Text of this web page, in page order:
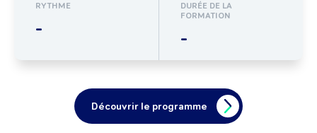
RYTHME
-
DURÉE DE LA
FORMATION
-
Découvrir le programme